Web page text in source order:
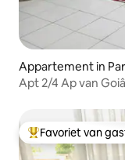
Appartement in
Apt 2/4 Ap van
Topfavoriet van
Favoriet van